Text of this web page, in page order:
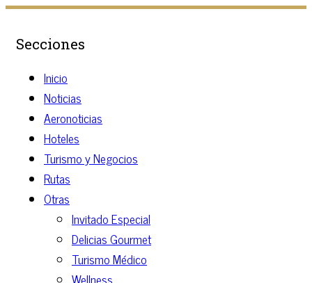
Secciones
Inicio
Noticias
Aeronoticias
Hoteles
Turismo y Negocios
Rutas
Otras
Invitado Especial
Delicias Gourmet
Turismo Médico